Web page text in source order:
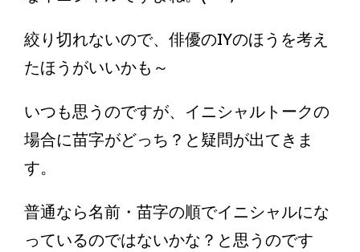
絞り切れないので、俳優のIYのほうを考え
たほうがいいかも～
いつも思うのですが、イニシャルトークの
場合に苗字がどっち？と疑問が出てきま
す。
普通なら名前・苗字の順でイニシャルにな
っているのではないかな？と思うのです